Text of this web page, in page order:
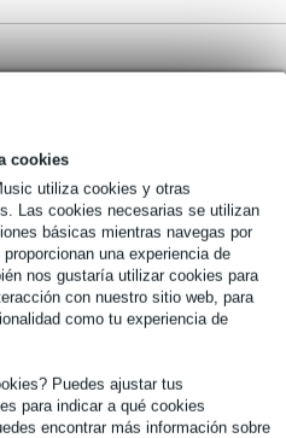
cookies
utiliza cookies y otras
Las cookies necesarias se utilizan
básicas mientras navegas por
una experiencia de
nos gustaría utilizar cookies para
con nuestro sitio web, para
como tu experiencia de
Puedes ajustar tus
para indicar a qué cookies
encontrar más información sobre
el proveedor
añadir a la cesta
10 días laborables en casa